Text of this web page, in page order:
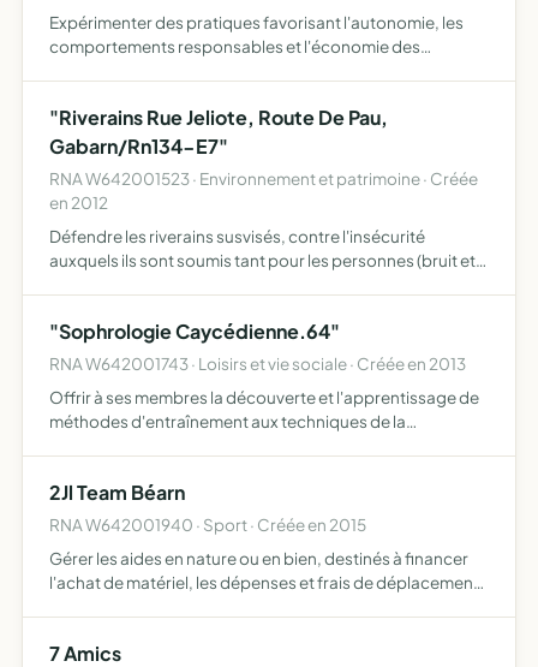
Expérimenter des pratiques favorisant l'autonomie, les
comportements responsables et l'économie des
approche d…
"Riverains Rue Jeliote, Route De Pau,
Gabarn/Rn134-E7"
RNA W642001523 · Environnement et patrimoine · Créée
en 2012
Défendre les riverains susvisés, contre l'insécurité
auxquels ils sont soumis tant pour les personnes (bruit et
"Sophrologie Caycédienne.64"
RNA W642001743 · Loisirs et vie sociale · Créée en 2013
Offrir à ses membres la découverte et l'apprentissage de
méthodes d'entraînement aux techniques de la
d'activati…
2Jl Team Béarn
RNA W642001940 · Sport · Créée en 2015
Gérer les aides en nature ou en bien, destinés à financer
l'achat de matériel, les dépenses et frais de déplacement
7 Amics